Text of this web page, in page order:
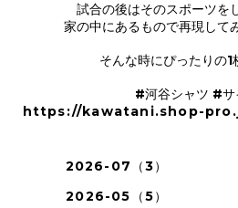
試合の後はそのスポーツを
家の中にあるもので再現して
そんな時にぴったりの1
#河谷シャツ #サ
https://kawatani.shop-
2026-07（3）
2026-05（5）